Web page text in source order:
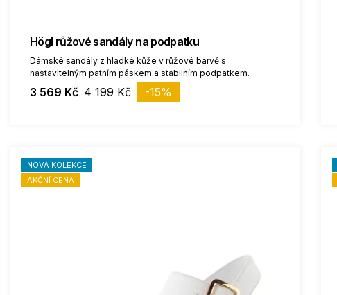
Högl růžové sandály na podpatku
Dámské sandály z hladké kůže v růžové barvě s
nastavitelným patním páskem a stabilním podpatkem.
3 569 Kč 4 199 Kč -15%
NOVÁ KOLEKCE
AKČNÍ CENA